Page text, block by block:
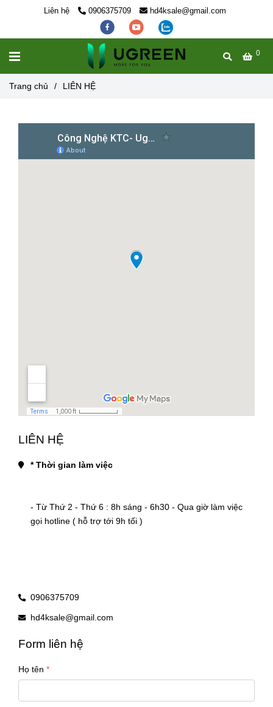
Liên hệ 0906375709 hd4ksale@gmail.com
0
Trang chủ / LIÊN HỆ
LIÊN HỆ
* Thời gian làm việc
- Từ Thứ 2 - Thứ 6 : 8h sáng - 6h30 - Qua giờ làm việc
gọi hotline ( hỗ trợ tới 9h tối )
0906375709
hd4ksale@gmail.com
Form liên hệ
Họ tên